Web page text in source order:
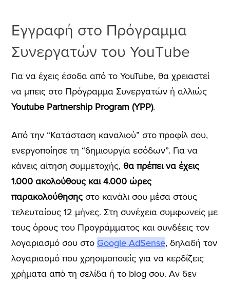
Εγγραφή στο Πρόγραμμα
Συνεργατών του YouΤube
Για να έχεις έσοδα από το YouTube, θα χρειαστεί
να μπεις στο Πρόγραμμα Συνεργατών ή αλλιώς
Youtube Partnership Program (YPP).
Από την “Κατάσταση καναλιού” στο προφίλ σου,
ενεργοποίησε τη “δημιουργία εσόδων”. Για να
κάνεις αίτηση συμμετοχής, θα πρέπει να έχεις
1.000 ακολούθους και 4.000 ώρες
παρακολούθησηςστο κανάλι σου μέσα στους
τελευταίους 12 μήνες. Στη συνέχεια συμφωνείς με
τους όρους του Προγράμματος και συνδέεις τον
λογαριασμό σου στο Google ΑdSense, δηλαδή τον
λογαριασμό που χρησιμοποιείς για να κερδίζεις
χρήματα από τη σελίδα ή το blog σου. Αν δεν